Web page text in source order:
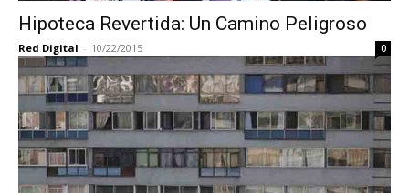
Hipoteca Revertida: Un Camino Peligroso
Red Digital - 10/22/2015 0